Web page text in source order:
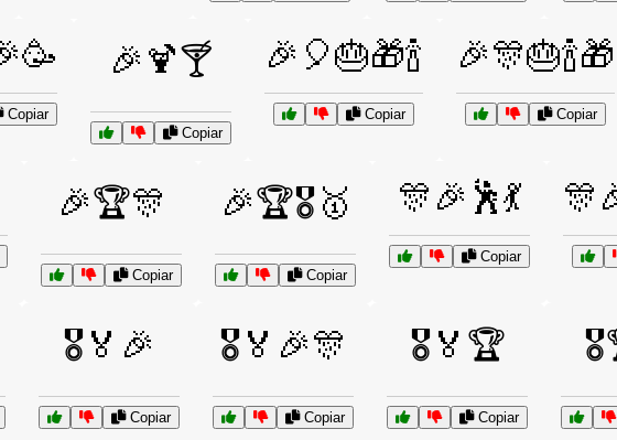
Copiar
🎉🍹🍸
Copiar
🎉🎈🎂🎁🍾
Copiar
🎉🎊🎂🍾🎁
Copiar
🎉🏆🎊
Copiar
🎉🏆🎖️🥇
Copiar
🎊🎉🕺💃
Copiar
🎖️🏅🎉
Copiar
🎖️🏅🎉🎊
Copiar
🎖️🏅🏆
Copiar